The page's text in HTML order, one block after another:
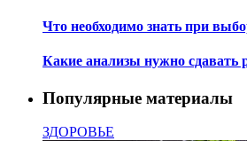
Что необходимо знать при
Какие анализы нужно сдавать
Популярные материалы
ЗДОРОВЬЕ